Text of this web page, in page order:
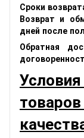
Сроки
Возврат и
дней после
Обратная